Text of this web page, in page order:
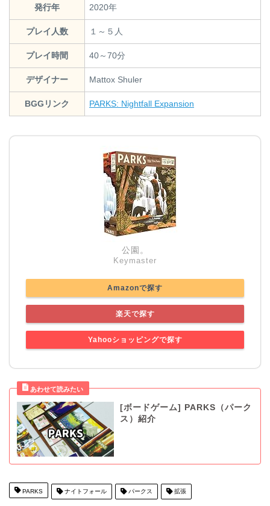
発行年 2020年
プレイ人数 １～５人
プレイ時間 40～70分
デザイナー Mattox Shuler
BGGリンク PARKS: Nightfall Expansion
公園。
Keymaster
Amazonで探す
楽天で探す
Yahooショッピングで探す
[ボードゲーム] PARKS（パーク
ス）紹介
PARKS ナイトフォール パークス 拡張